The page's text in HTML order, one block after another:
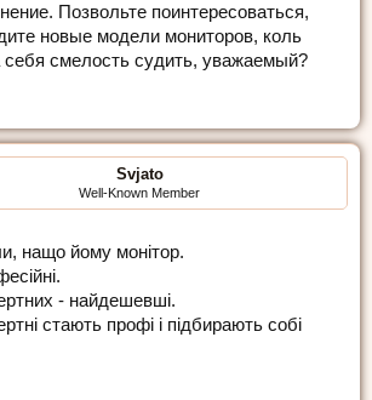
Позвольте поинтересоваться,
новые модели мониторов, коль
себя смелость судить, уважаемый?
Svjato
Well-Known Member
нащо йому монітор.
- найдешевші.
стають профі і підбирають собі